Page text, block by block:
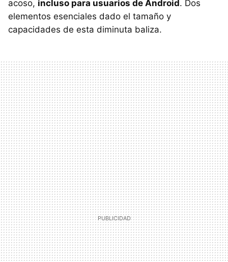
acoso, incluso para usuarios de Android. Dos
elementos esenciales dado el tamaño y
capacidades de esta diminuta baliza.